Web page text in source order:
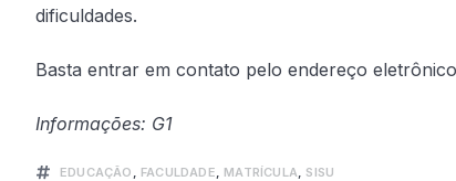
dificuldades.
Basta entrar em contato pelo endereço
Informações: G1
EDUCAÇÃO FACULDADE MATRÍCULA SISU